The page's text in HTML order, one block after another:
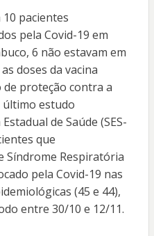
10 pacientes
pela Covid-19 em
6 não estavam em
doses da vacina
proteção contra a
último estudo
de Saúde (SES-
que
Síndrome Respiratória
pela Covid-19 nas
(45 e 44),
entre 30/10 e 12/11.